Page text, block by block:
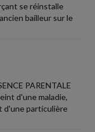
se réinstalle
bailleur sur le
PARENTALE
d'une maladie,
d'une particulière